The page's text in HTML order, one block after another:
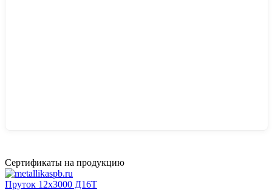
Сертификаты на продукцию
Пруток 12х3000 Д16Т